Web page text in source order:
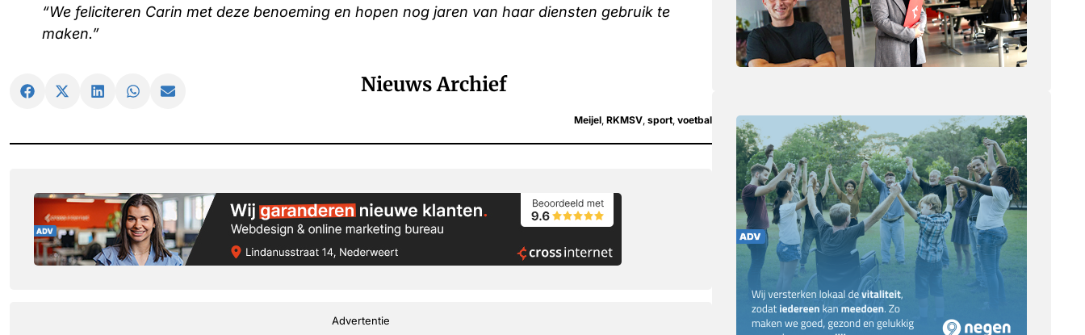
“We feliciteren Carin met deze benoeming en hopen nog jaren van haar diensten gebruik te
maken.”
Nieuws Archief
Meijel RKMSV sport voetbal
Advertentie